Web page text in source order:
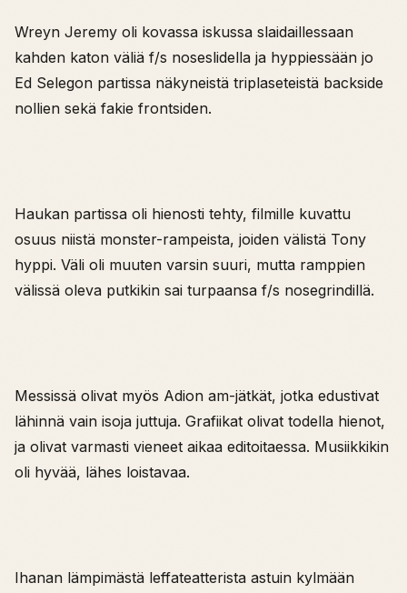
Wreyn Jeremy oli kovassa iskussa slaidaillessaan
kahden katon väliä f/s noseslidella ja hyppiessään jo
Ed Selegon partissa näkyneistä triplaseteistä backside
nollien sekä fakie frontsiden.
Haukan partissa oli hienosti tehty, filmille kuvattu
osuus niistä monster-rampeista, joiden välistä Tony
hyppi. Väli oli muuten varsin suuri, mutta ramppien
välissä oleva putkikin sai turpaansa f/s nosegrindillä.
Messissä olivat myös Adion am-jätkät, jotka edustivat
lähinnä vain isoja juttuja. Grafiikat olivat todella hienot,
ja olivat varmasti vieneet aikaa editoitaessa. Musiikkikin
oli hyvää, lähes loistavaa.
Ihanan lämpimästä leffateatterista astuin kylmään